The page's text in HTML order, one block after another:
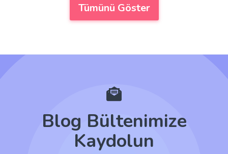
Tümünü Göster
Blog Bültenimize
Kaydolun